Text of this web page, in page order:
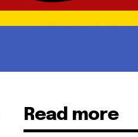
Read more